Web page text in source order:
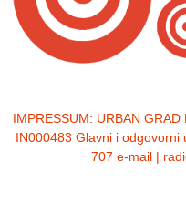
IMPRESSUM: URBAN GRAD
IN000483 Glavni i
707 e-mail |